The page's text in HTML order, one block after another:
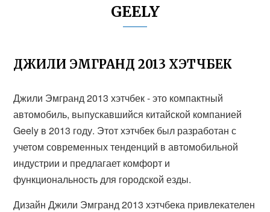
GEELY
ДЖИЛИ ЭМГРАНД 2013 ХЭТЧБЕК
Джили Эмгранд 2013 хэтчбек - это компактный
автомобиль, выпускавшийся китайской компанией
Geely в 2013 году. Этот хэтчбек был разработан с
учетом современных тенденций в автомобильной
индустрии и предлагает комфорт и
функциональность для городской езды.
Дизайн Джили Эмгранд 2013 хэтчбека привлекателен